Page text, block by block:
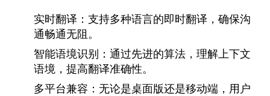
实时翻译： 支持多种语言的即时翻译，确保沟
通畅通无阻。
智能语境识别： 通过先进的算法，理解上下文
语境，提高翻译准确性。
多平台兼容： 无论是桌面版还是移动端，用户